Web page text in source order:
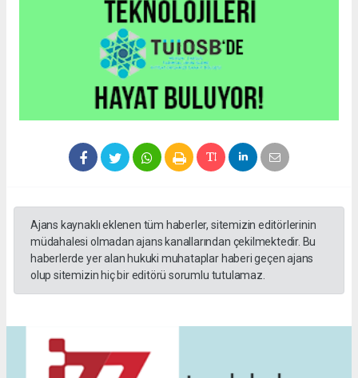
Ajans kaynaklı eklenen tüm haberler, sitemizin editörlerinin
müdahalesi olmadan ajans kanallarından çekilmektedir. Bu
haberlerde yer alan hukuki muhataplar haberi geçen ajans
olup sitemizin hiç bir editörü sorumlu tutulamaz.